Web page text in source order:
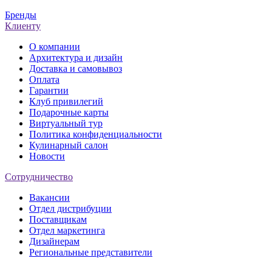
Бренды
Клиенту
О компании
Архитектура и дизайн
Доставка и самовывоз
Оплата
Гарантии
Клуб привилегий
Подарочные карты
Виртуальный тур
Политика конфиденциальности
Кулинарный салон
Новости
Сотрудничество
Вакансии
Отдел дистрибуции
Поставщикам
Отдел маркетинга
Дизайнерам
Региональные представители